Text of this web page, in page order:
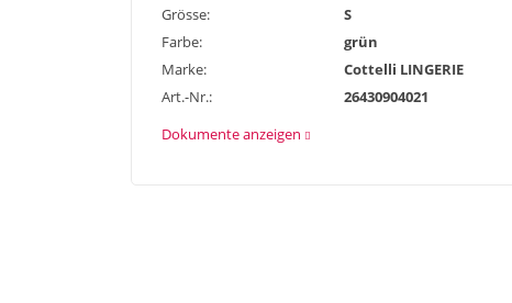
Grösse:
S
Farbe:
grün
Marke:
Cottelli LINGERIE
Art.-Nr.:
26430904021
Dokumente anzeigen